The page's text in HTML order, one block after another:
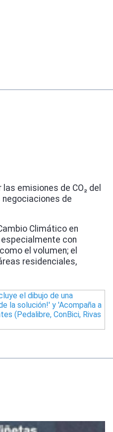
emisiones de CO₂ del
de
Climático en
con
el volumen; el
residenciales,